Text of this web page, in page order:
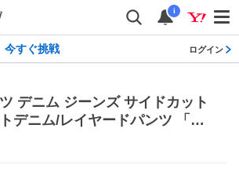
i
すぐ挑戦 ログイン
デニム ジーンズ サイドカット
デニム/レイヤードパンツ 「SM